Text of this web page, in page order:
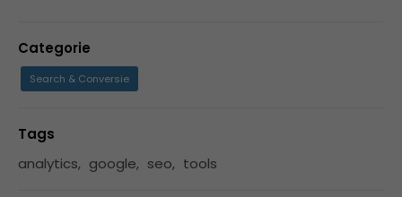
Categorie
Search & Conversie
Tags
analytics, google, seo, tools